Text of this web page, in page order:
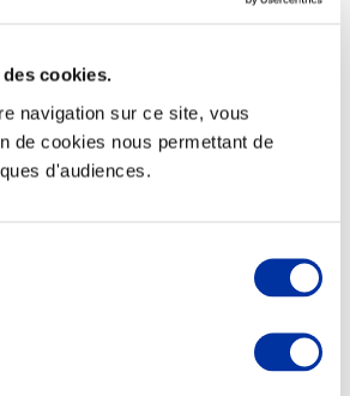
cookies.
navigation sur ce site, vous
de cookies nous permettant de
d'audiences.
– mise en marché